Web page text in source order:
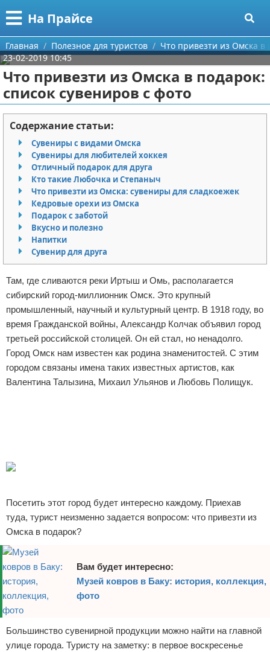
На Прайсе
Меню
Главная
Категории
Разное про покупки
Aliexpress
Сделай онлайн
Кемпинг
Круизы
Направления отдыха
Что посетить
Авиаперелеты
Отели
Полезное для туристов
Отдых на природе
Пляжный отдых
Турагенства
Экстримальный отдых
Разное про отдых
Поиск
О проекте
Контакты
Сотрудничество
Размещение рекламы
Для правообладателей
Условия предоставления информации
Отказ от ответственности
Главная Полезное для туристов
Что привезти из Омска в
23-02-2019 10:45
Что привезти из Омска в подарок:
список сувениров с фото
Содержание статьи:
Сувениры с видами Омска
Сувениры для любителей хоккея
Отличный подарок для друга
Кто такие Любочка и Степаныч
Что привезти из Омска: сувениры для сладкоежек
Кедровые орехи из Омска
Подарок с заботой
Вкусно и полезно
Напитки
Сувенир для друга
Там, где сливаются реки Иртыш и Омь, располагается
сибирский город-миллионник Омск. Это крупный
промышленный, научный и культурный центр. В 1918 году, во
время Гражданской войны, Александр Колчак объявил город
третьей российской столицей. Он ей стал, но ненадолго.
Город Омск нам известен как родина знаменитостей. С этим
городом связаны имена таких известных артистов, как
Валентина Талызина, Михаил Ульянов и Любовь Полищук.
Посетить этот город будет интересно каждому. Приехав
туда, турист неизменно задается вопросом: что привезти из
Омска в подарок?
Вам будет интересно:
Музей ковров в Баку: история, коллекция,
фото
Большинство сувенирной продукции можно найти на главной
улице города. Туристу на заметку: в первое воскресенье